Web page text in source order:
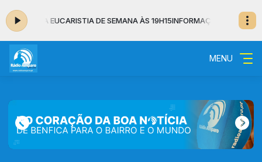
A EUCARISTIA DE SEMANA ÀS 19H15INFORMAÇÃO das 14:00 às
MENU